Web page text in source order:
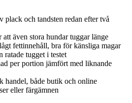
plack och tandsten redan efter två
att även stora hundar tuggar länge
fettinnehåll, bra för känsliga magar
ratade tugget i testet
per portion jämfört med liknande
handel, både butik och online
eller färgämnen